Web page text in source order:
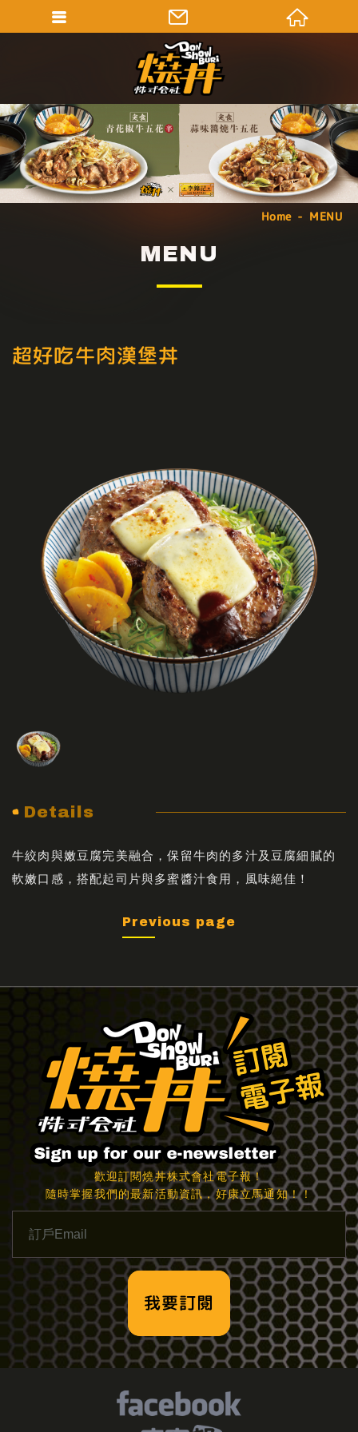
Home MENU
MENU
超好吃牛肉漢堡丼
Details
牛絞肉與嫩豆腐完美融合，保留牛肉的多汁及豆腐細膩的
軟嫩口感，搭配起司片與多蜜醬汁食用，風味絕佳！
Previous page
歡迎訂閱燒丼株式會社電子報！
隨時掌握我們的最新活動資訊，好康立馬通知！！
我要訂閱